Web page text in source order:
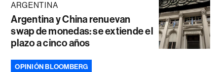
ARGENTINA
Argentina y China renuevan
swap de monedas: se extiende el
plazo a cinco años
OPINIÓN BLOOMBERG